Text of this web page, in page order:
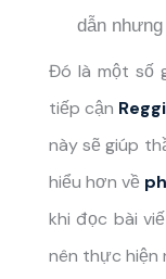
dẫn
Đó là một số
tiếp cận
này sẽ giúp
hiểu hơn về
khi đọc bài
nên thực hiện